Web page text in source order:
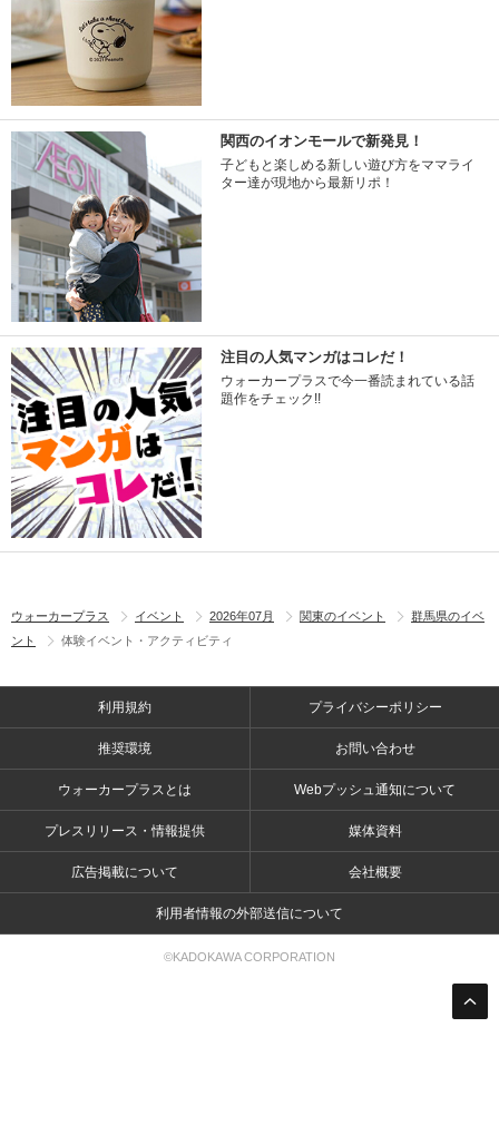
関西のイオンモールで新発見！
子どもと楽しめる新しい遊び方をママライ
ター達が現地から最新リポ！
注目の人気マンガはコレだ！
ウォーカープラスで今一番読まれている話
題作をチェック!!
ウォーカープラス イベント 2026年07月 関東のイベント
群馬県のイベ
ント
体験イベント・アクティビティ
利用規約 プライバシーポリシー
推奨環境 お問い合わせ
ウォーカープラスとは Webプッシュ通知について
プレスリリース・情報提供 媒体資料
広告掲載について 会社概要
利用者情報の外部送信について
©KADOKAWA CORPORATION